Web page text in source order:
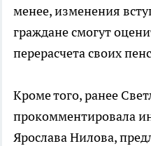
менее, изменения
граждане смогут
перерасчета своих
Кроме того, ранее
прокомментировала
Ярослава Нилова,